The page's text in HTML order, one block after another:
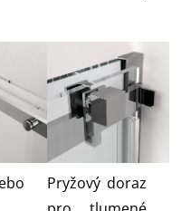
Pryžový doraz